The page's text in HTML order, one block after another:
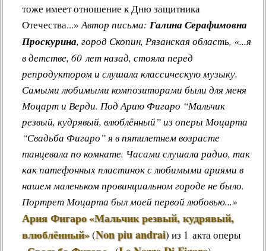
тоже имеет отношение к Дню защитника
Отечества...»Автор письма: Галина Серафимовна
Проскурина, город Скопин, Рязанская область, «...я
в детстве, 60 лет назад, стояла перед
репродуктором и слушала классическую музыку.
Самыми любимыми композиторами были для меня
Моцарт и Верди. Под Арию Фигаро “Мальчик
резвый, кудрявый, влюблённый” из оперы Моцарта
“Свадьба Фигаро” я в пятилетнем возрасте
танцевала по комнате. Часами слушала радио, так
как патефонных пластинок с любимыми ариями в
нашем маленьком провинциальном городе не было.
Портрет Моцарта был моей первой любовью...»
Ария Фигаро«Мальчик резвый, кудрявый,
влюблённый»(Non piu andrai) из 1 акта оперы